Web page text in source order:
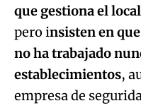
que gestiona el local
pero insisten en
no ha trabajado
establecimientos,
empresa de